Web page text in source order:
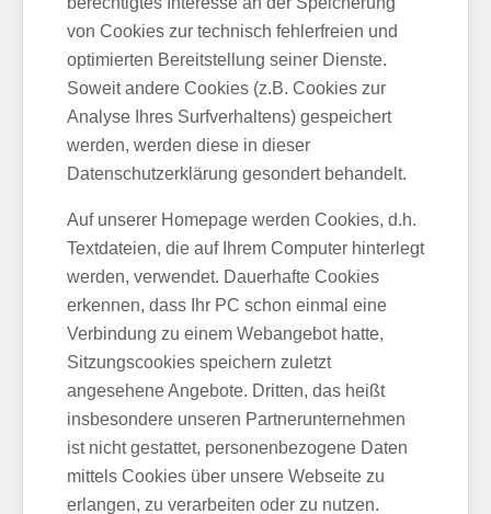
von Cookies zur technisch fehlerfreien und
optimierten Bereitstellung seiner Dienste.
Soweit andere Cookies (z.B. Cookies zur
Analyse Ihres Surfverhaltens) gespeichert
werden, werden diese in dieser
Datenschutzerklärung gesondert behandelt.
Auf unserer Homepage werden Cookies, d.h.
Textdateien, die auf Ihrem Computer hinterlegt
werden, verwendet. Dauerhafte Cookies
erkennen, dass Ihr PC schon einmal eine
Verbindung zu einem Webangebot hatte,
Sitzungscookies speichern zuletzt
angesehene Angebote. Dritten, das heißt
insbesondere unseren Partnerunternehmen
ist nicht gestattet, personenbezogene Daten
mittels Cookies über unsere Webseite zu
erlangen, zu verarbeiten oder zu nutzen.